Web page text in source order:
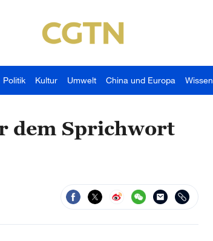
Politik Kultur Umwelt China und Europa Wissen
dem Sprichwort